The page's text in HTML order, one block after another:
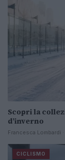
Scopri la
d’inverno
Francesca Lombardi
CICLISMO